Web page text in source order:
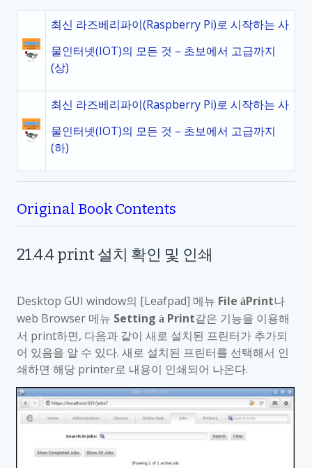
최신 라즈베리파이(Raspberry Pi)로 시작하는 사
물인터넷(IOT)의 모든 것 – 초보에서 고급까지
(상)
최신 라즈베리파이(Raspberry Pi)로 시작하는 사
물인터넷(IOT)의 모든 것 – 초보에서 고급까지
(하)
Original Book Contents
21.4.4print설치 확인 및 인쇄
Desktop GUI window의 [Leafpad] 메뉴 File àPrint나
web Browser 메뉴 Setting à Print같은 기능을 이용해
서 print하면, 다음과 같이 새로 설치된 프린터가 추가되
어 있음을 알 수 있다. 새로 설치된 프린터를 선택해서 인
쇄하면 해당 printer로 내용이 인쇄되어 나온다.